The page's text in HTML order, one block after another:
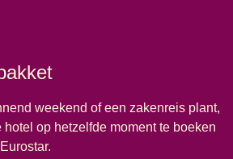
weekend of een zakenreis plant,
hotel op hetzelfde moment te boeken